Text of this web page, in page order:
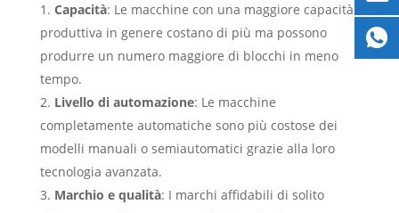
Capacità: Le macchine con una maggiore capacità
produttiva in genere costano di più ma possono
produrre un numero maggiore di blocchi in meno
tempo.
Livello di automazione: Le macchine
completamente automatiche sono più costose dei
modelli manuali o semiautomatici grazie alla loro
tecnologia avanzata.
Marchio e qualità: I marchi affidabili di solito